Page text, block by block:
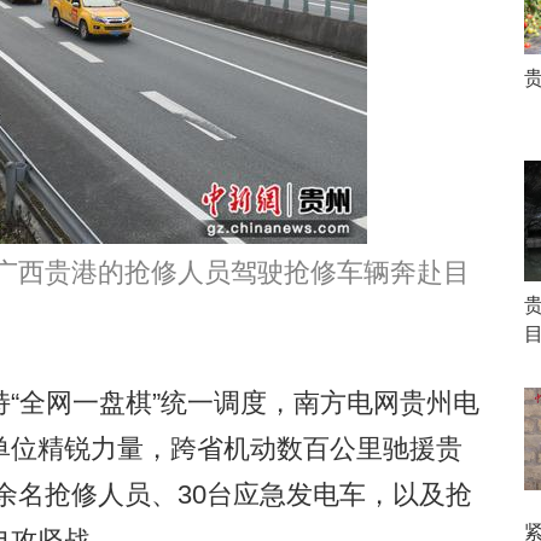
西贵港的抢修人员驾驶抢修车辆奔赴目
网一盘棋”统一调度，南方电网贵州电
精锐力量，跨省机动数百公里驰援贵
名抢修人员、30台应急发电车，以及抢